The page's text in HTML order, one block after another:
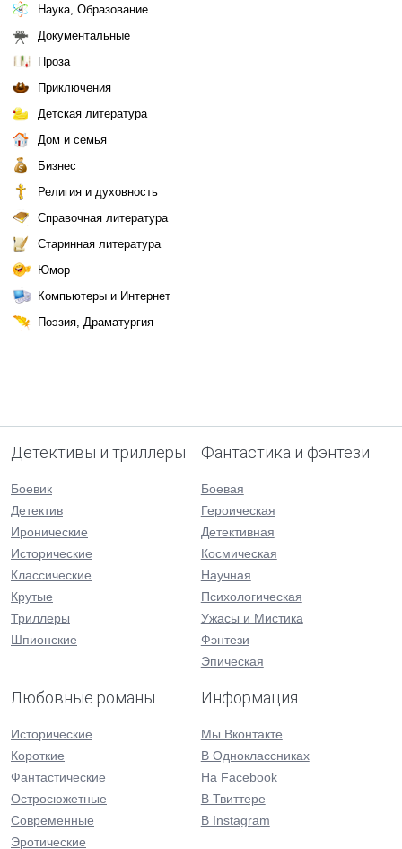
Наука, Образование
Документальные
Проза
Приключения
Детская литература
Дом и семья
Бизнес
Религия и духовность
Справочная литература
Старинная литература
Юмор
Компьютеры и Интернет
Поэзия, Драматургия
Детективы и триллеры
Боевик
Детектив
Иронические
Исторические
Классические
Крутые
Триллеры
Шпионские
Фантастика и фэнтези
Боевая
Героическая
Детективная
Космическая
Научная
Психологическая
Ужасы и Мистика
Фэнтези
Эпическая
Любовные романы
Исторические
Короткие
Фантастические
Остросюжетные
Современные
Эротические
Информация
Мы Вконтакте
В Одноклассниках
На Facebook
В Твиттере
В Instagram